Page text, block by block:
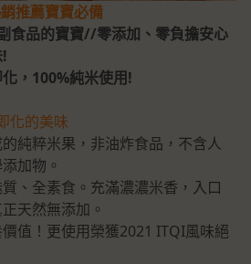
推薦寶寶必備
食品的寶寶//零添加、零負擔安心
，100%純米使用!
化的美味
純粹米果，非油炸食品，不含人
加物。
、全素食。充滿濃濃米香，入口
天然無添加。
值！更使用榮獲2021 ITQI風味絕